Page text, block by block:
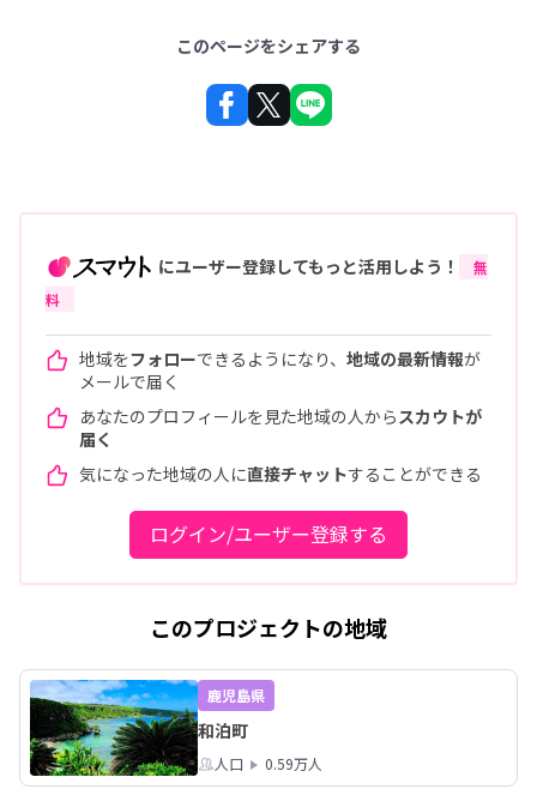
このページをシェアする
にユーザー登録してもっと活用しよう！
無
料
地域をフォローできるようになり、 地域の最新情報が
メールで届く
あなたのプロフィールを見た地域の人から スカウトが
届く
気になった地域の人に直接チャットすることができる
ログイン/ユーザー登録する
このプロジェクトの地域
鹿児島県
和泊町
人口 0.59万人